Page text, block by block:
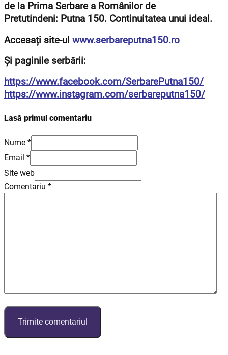
de la Prima Serbare a Românilor de
Pretutindeni: Putna 150. Continuitatea unui ideal.
Accesați site-ul www.serbareputna150.ro
Și paginile serbării:
https://www.facebook.com/SerbarePutna150/
https://www.instagram.com/serbareputna150/
Lasă primul comentariu
Nume *
Email *
Site web
Comentariu *